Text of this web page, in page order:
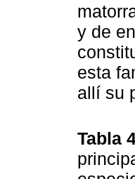
y de
esta
allí su
Tabla